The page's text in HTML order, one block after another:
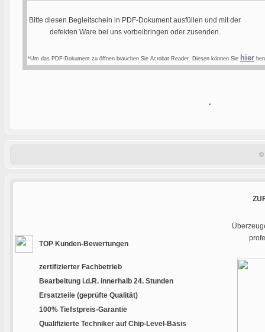
Bitte diesen Begleitschein in PDF-Dokument ausfüllen und mit der
defekten Ware bei uns vorbeibringen oder zusenden.
*Um das PDF-Dokument zu öffnen brauchen Sie Acrobat Reader. Diesen können Sie hier
.
©
TOP Kunden-Bewertungen
zertifizierter Fachbetrieb
Bearbeitung i.d.R. innerhalb 24. Stunden
Ersatzteile (geprüfte Qualität)
100% Tiefstpreis-Garantie
Qualifizierte Techniker auf Chip-Level-Basis